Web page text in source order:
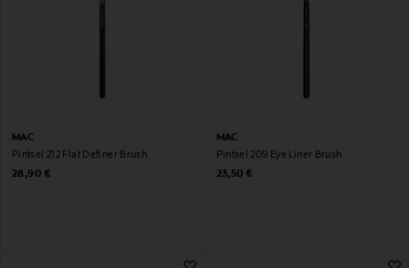
MAC
Pintsel 212 Flat Definer Brush
Original Price
28,90 €
MAC
Pintsel 209 Eye Liner Brush
Original Price
23,50 €